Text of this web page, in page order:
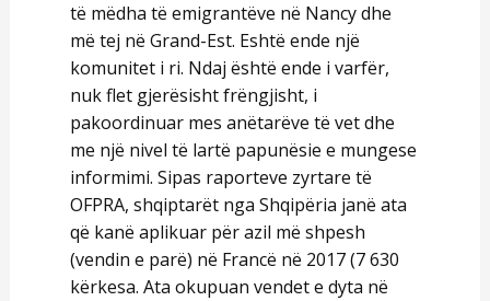
të mëdha të emigrantëve në Nancy dhe
më tej në Grand-Est. Eshtë ende një
komunitet i ri. Ndaj është ende i varfër,
nuk flet gjerësisht frëngjisht, i
pakoordinuar mes anëtarëve të vet dhe
me një nivel të lartë papunësie e mungese
informimi. Sipas raporteve zyrtare të
OFPRA, shqiptarët nga Shqipëria janë ata
që kanë aplikuar për azil më shpesh
(vendin e parë) në Francë në 2017 (7 630
kërkesa. Ata okupuan vendet e dyta në